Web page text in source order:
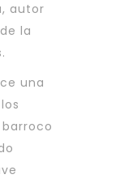
autor
la
una